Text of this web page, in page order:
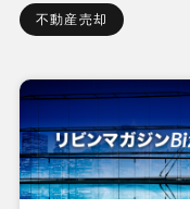
不動産売却